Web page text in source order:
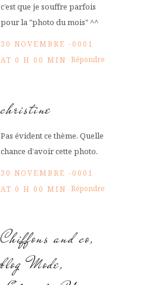
c’est que je souffre parfois
pour la "photo du mois" ^^
30 NOVEMBRE -0001
AT 0 H 00 MIN Répondre
christine
Pas évident ce thème. Quelle
chance d’avoir cette photo.
30 NOVEMBRE -0001
AT 0 H 00 MIN Répondre
Chiffons and co,
blog Mode,